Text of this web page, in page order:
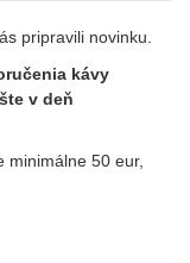
pripravili novinku.
kávy
v deň
minimálne 50 eur,